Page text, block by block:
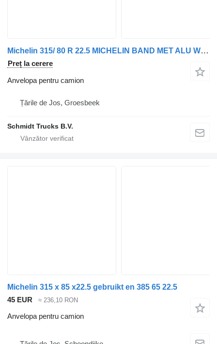
Michelin 315/ 80 R 22.5 MICHELIN BAND MET ALU WIEL 2 X
Preț la cerere
Anvelopa pentru camion
Țările de Jos, Groesbeek
Schmidt Trucks B.V.
Michelin 315 x 85 x22.5 gebruikt en 385 65 22.5
45 EUR
≈ 236,10 RON
Anvelopa pentru camion